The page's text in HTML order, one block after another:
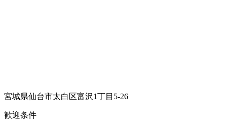
宮城県仙台市太白区富沢1丁目5-26
歓迎条件